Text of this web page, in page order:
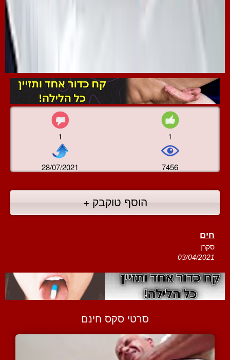
1 1
28/07/2021 7456
הוסף טוקבק +
חים
סקרן
03/04/2021
סרטי סקס חינם